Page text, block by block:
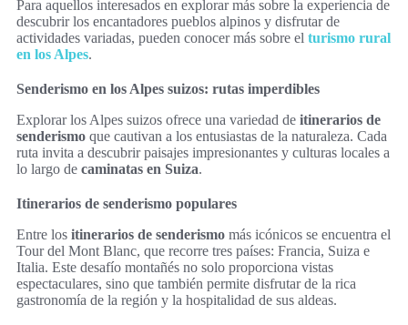
Para aquellos interesados en explorar más sobre la experiencia de
descubrir los encantadores pueblos alpinos y disfrutar de
actividades variadas, pueden conocer más sobre el turismo rural
en los Alpes.
Senderismo en los Alpes suizos: rutas imperdibles
Explorar los Alpes suizos ofrece una variedad de itinerarios de
senderismo que cautivan a los entusiastas de la naturaleza. Cada
ruta invita a descubrir paisajes impresionantes y culturas locales a
lo largo de caminatas en Suiza.
Itinerarios de senderismo populares
Entre los itinerarios de senderismo más icónicos se encuentra el
Tour del Mont Blanc, que recorre tres países: Francia, Suiza e
Italia. Este desafío montañés no solo proporciona vistas
espectaculares, sino que también permite disfrutar de la rica
gastronomía de la región y la hospitalidad de sus aldeas.